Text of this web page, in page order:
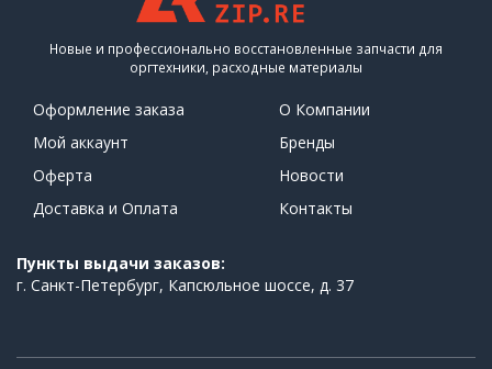
Новые и профессионально восстановленные запчасти для
оргтехники, расходные материалы
Оформление заказа
Мой аккаунт
Оферта
Доставка и Оплата
О Компании
Бренды
Новости
Контакты
Пункты выдачи заказов:
г. Санкт-Петербург, Капсюльное шоссе, д. 37